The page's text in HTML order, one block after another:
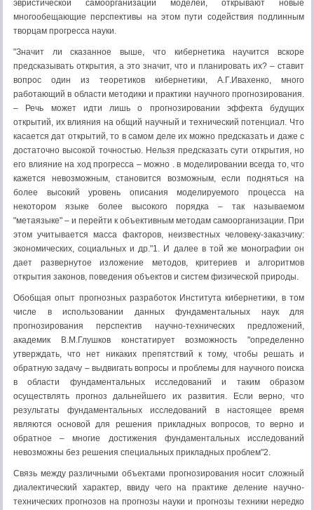
эвристической самоорганизации моделей, открывают новые
многообещающие перспективы на этом пути содействия подлинным
творцам прогресса науки.
"Значит ли сказанное выше, что кибернетика научится вскоре
предсказывать открытия, а это значит, что и планировать их? – ставит
вопрос один из теоретиков кибернетики, А.Г.Ивахенко, много
работающий в области методики и практики научного прогнозирования.
– Речь может идти лишь о прогнозировании эффекта будущих
открытий, их влияния на общий научный и технический потенциал. Что
касается дат открытий, то в самом деле их можно предсказать и даже с
достаточно высокой точностью. Нельзя предсказать сути открытия, но
его влияние на ход прогресса – можно . в моделировании всегда то, что
кажется невозможным, становится возможным, если подняться на
более высокий уровень описания моделируемого процесса на
некотором языке более высокого порядка – так называемом
"метаязыке" – и перейти к объективным методам самоорганизации. При
этом учитывается масса факторов, неизвестных человеку-заказчику:
экономических, социальных и др."1. И далее в той же монографии он
дает развернутое изложение методов, критериев и алгоритмов
открытия законов, поведения объектов и систем физической природы.
Обобщая опыт прогнозных разработок Института кибернетики, в том
числе в использовании данных фундаментальных наук для
прогнозирования перспектив научно-технических предложений,
академик В.М.Глушков констатирует возможность "определенно
утверждать, что нет никаких препятствий к тому, чтобы решать и
обратную задачу – выдвигать вопросы и проблемы для научного поиска
в области фундаментальных исследований и таким образом
осуществлять прогноз дальнейшего их развития. Если верно, что
результаты фундаментальных исследований в настоящее время
являются основой для решения прикладных вопросов, то верно и
обратное – многие достижения фундаментальных исследований
невозможны без решения специальных прикладных проблем"2.
Связь между различными объектами прогнозирования носит сложный
диалектический характер, ввиду чего на практике деление научно-
технических прогнозов на прогнозы науки и прогнозы техники нередко